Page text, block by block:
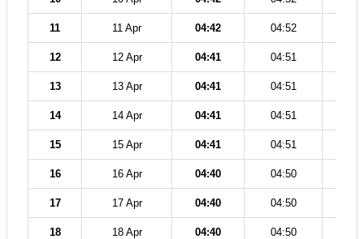
11 11 Apr 04:42 04:52
12 12 Apr 04:41 04:51
13 13 Apr 04:41 04:51
14 14 Apr 04:41 04:51
15 15 Apr 04:41 04:51
16 16 Apr 04:40 04:50
17 17 Apr 04:40 04:50
18 18 Apr 04:40 04:50